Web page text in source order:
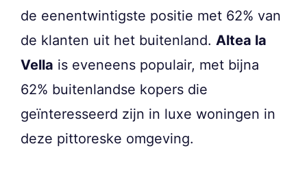
de eenentwintigste positie met 62% van
de klanten uit het buitenland. Altea la
Vella is eveneens populair, met bijna
62% buitenlandse kopers die
geïnteresseerd zijn in luxe woningen in
deze pittoreske omgeving.